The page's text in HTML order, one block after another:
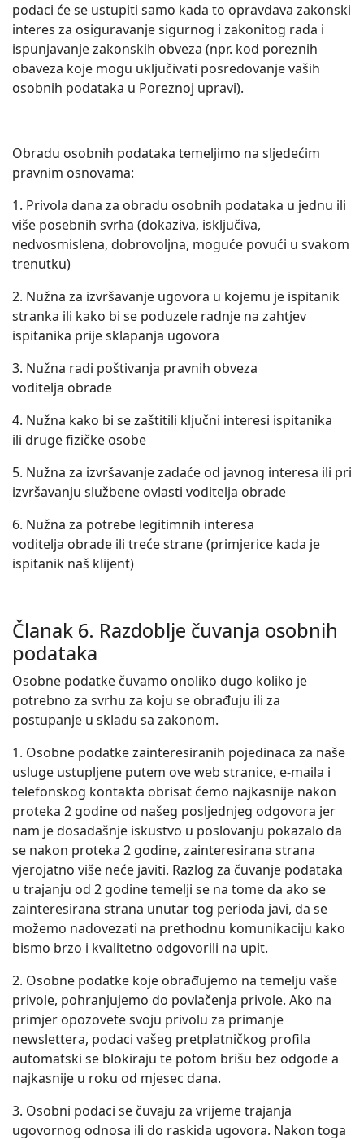
podaci će se ustupiti samo kada to opravdava zakonski
interes za osiguravanje sigurnog i zakonitog rada i
ispunjavanje zakonskih obveza (npr. kod poreznih
obaveza koje mogu uključivati posredovanje vaših
osobnih podataka u Poreznoj upravi).
Obradu osobnih podataka temeljimo na sljedećim
pravnim osnovama:
1. Privola dana za obradu osobnih podataka u jednu ili
više posebnih svrha (dokaziva, isključiva,
nedvosmislena, dobrovoljna, moguće povući u svakom
trenutku)
2. Nužna za izvršavanje ugovora u kojemu je ispitanik
stranka ili kako bi se poduzele radnje na zahtjev
ispitanika prije sklapanja ugovora
3. Nužna radi poštivanja pravnih obveza
voditelja obrade
4. Nužna kako bi se zaštitili ključni interesi ispitanika
ili druge fizičke osobe
5. Nužna za izvršavanje zadaće od javnog interesa ili pri
izvršavanju službene ovlasti voditelja obrade
6. Nužna za potrebe legitimnih interesa
voditelja obrade ili treće strane (primjerice kada je
ispitanik naš klijent)
Članak 6. Razdoblje čuvanja osobnih
podataka
Osobne podatke čuvamo onoliko dugo koliko je
potrebno za svrhu za koju se obrađuju ili za
postupanje u skladu sa zakonom.
1. Osobne podatke zainteresiranih pojedinaca za naše
usluge ustupljene putem ove web stranice, e-maila i
telefonskog kontakta obrisat ćemo najkasnije nakon
proteka 2 godine od našeg posljednjeg odgovora jer
nam je dosadašnje iskustvo u poslovanju pokazalo da
se nakon proteka 2 godine, zainteresirana strana
vjerojatno više neće javiti. Razlog za čuvanje podataka
u trajanju od 2 godine temelji se na tome da ako se
zainteresirana strana unutar tog perioda javi, da se
možemo nadovezati na prethodnu komunikaciju kako
bismo brzo i kvalitetno odgovorili na upit.
2. Osobne podatke koje obrađujemo na temelju vaše
privole, pohranjujemo do povlačenja privole. Ako na
primjer opozovete svoju privolu za primanje
newslettera, podaci vašeg pretplatničkog profila
automatski se blokiraju te potom brišu bez odgode a
najkasnije u roku od mjesec dana.
3. Osobni podaci se čuvaju za vrijeme trajanja
ugovornog odnosa ili do raskida ugovora. Nakon toga